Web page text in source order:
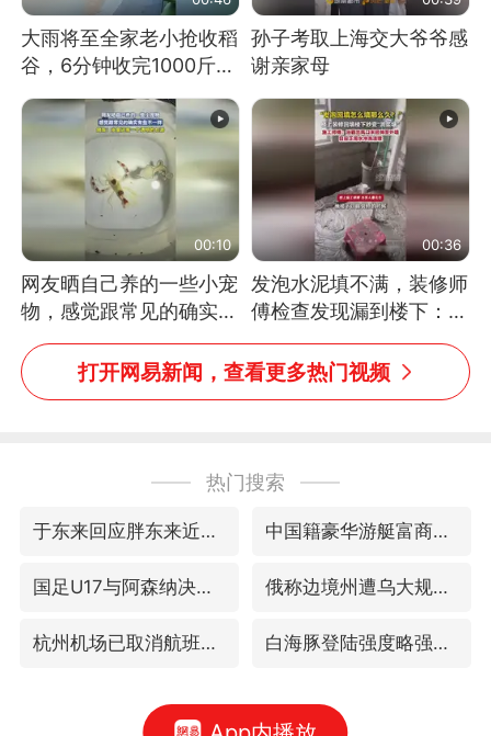
大雨将至全家老小抢收稻
谷，6分钟收完1000斤，
没有一个人掉链子
孙子考取上海交大爷爷感
谢亲家母
00:10
网友晒自己养的一些小宠
物，感觉跟常见的确实有
些不一样
00:36
发泡水泥填不满，装修师
傅检查发现漏到楼下：出
风口未延伸到外墙
打开网易新闻，查看更多热门视频
热门搜索
于东来回应胖东来近25年老店年底关闭 中国籍豪华游艇富商之子在泰国被杀
国足U17与阿森纳决赛取消 并列冠军 俄称边境州遭乌大规模袭击已致13伤
杭州机场已取消航班388架次 白海豚登陆强度略强于巴威